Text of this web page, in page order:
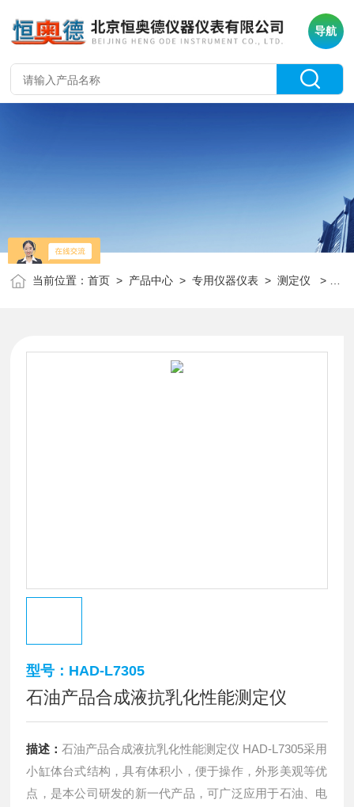
导航
当前位置：首页 > 产品中心 >专用仪器仪表 >测定仪 > HAD-L7305石油产品合成液抗乳化性能测定仪
型号：HAD-L7305
石油产品合成液抗乳化性能测定仪
描述：石油产品合成液抗乳化性能测定仪 HAD-L7305采用
小缸体台式结构，具有体积小，便于操作，外形美观等优
点，是本公司研发的新一代产品，可广泛应用于石油、电